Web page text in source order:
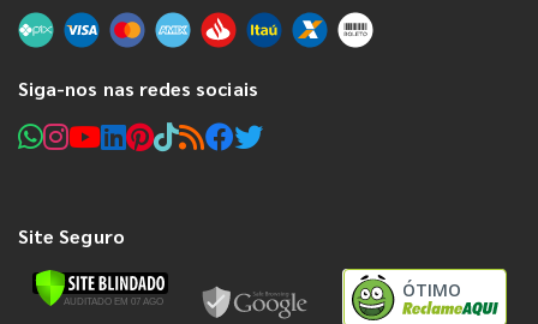
Siga-nos nas redes sociais
Site Seguro
ÓTIMO